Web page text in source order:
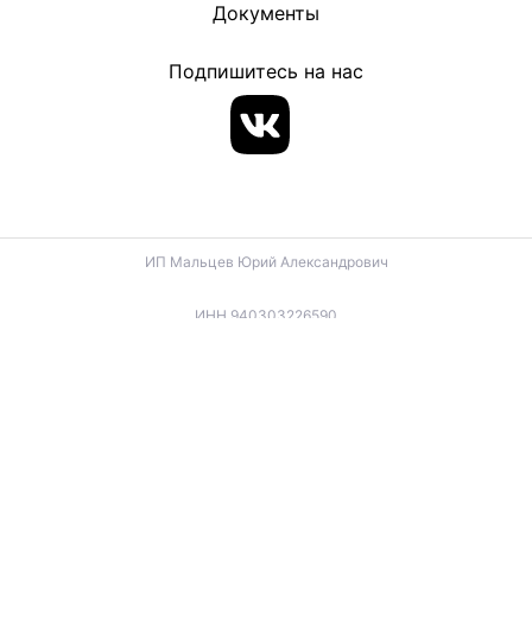
Документы
Подпишитесь на нас
ИП Мальцев Юрий Александрович
ИНН 940303226590